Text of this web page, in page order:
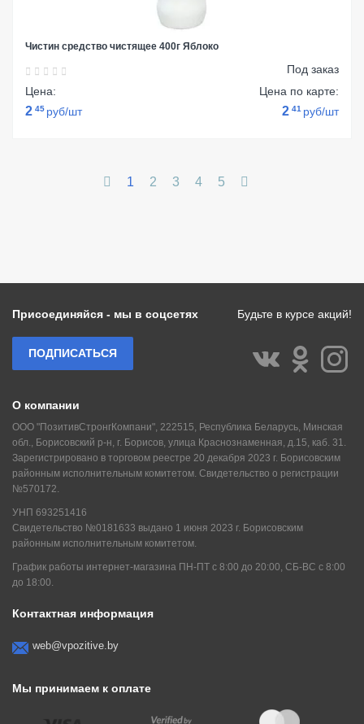
Чистин средство чистящее 400г Яблоко
Под заказ
Цена:
2 45 руб/шт
Цена по карте:
2 41 руб/шт
1 2 3 4 5
Мы принимаем к оплате
Контактная информация
web@vpozitive.by
О компании
ООО "ПозитивСтронгКомпани", 222515, Республика Беларусь, Минская
обл., Борисовский р-н, г. Борисов, улица Краснознаменная, д.15, каб. 31.
Зарегистрировано в торговом реестре 20 декабря 2023 г. Борисовским
районным исполнительным комитетом. Свидетельство о регистрации
№570172.
УНП 693251416
Свидетельство №0181633 выдано 1 июня 2023 г. Борисовским
районным исполнительным комитетом.
График работы интернет-магазина ПН-ПТ с 8:00 до 20:00, СБ-ВС с 8:00
до 18:00.
Присоединяйся - мы в соцсетях Будьте в курсе акций!
ПОДПИСАТЬСЯ